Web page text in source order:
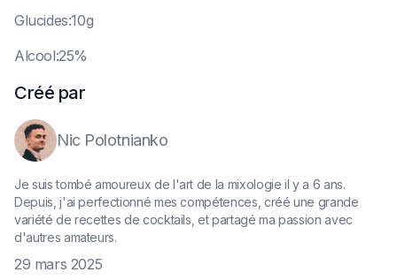
Glucides:10g
Alcool:25%
Créé par
Nic Polotnianko
Je suis tombé amoureux de l'art de la mixologie il y a 6 ans.
Depuis, j'ai perfectionné mes compétences, créé une grande
variété de recettes de cocktails, et partagé ma passion avec
d'autres amateurs.
29 mars 2025